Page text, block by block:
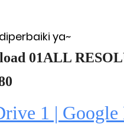
ya~
01ALL
1 |